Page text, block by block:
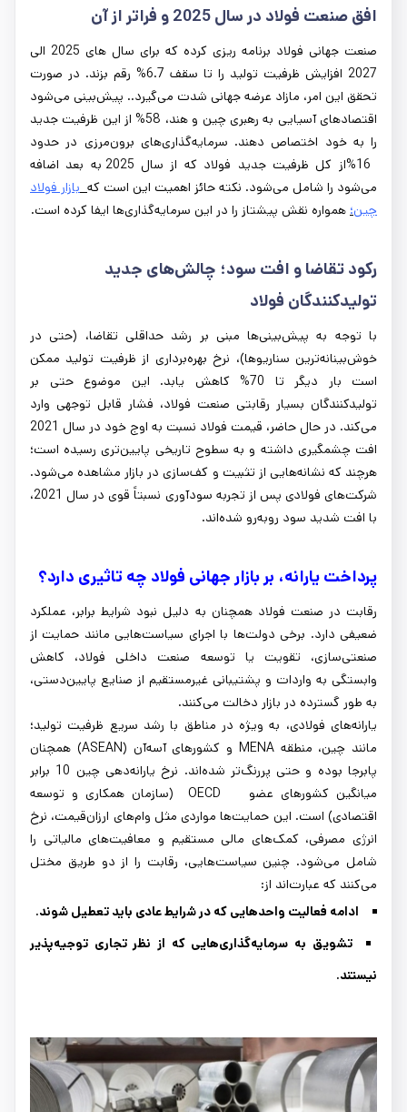
افق صنعت فولاد در سال2025و فراتر از آن
صنعت جهانی فولاد برنامه ریزی کرده که برای سال های 2025 الی
2027 افزایش ظرفیت تولید را تا سقف 6.7% رقم بزند. در صورت
تحقق این امر، مازاد عرضه جهانی شدت می‌گیرد.. پیش‌بینی می‌شود
اقتصادهای آسیایی به رهبری چین و هند، 58% از این ظرفیت جدید
را به خود اختصاص دهند. سرمایه‌گذاری‌های برون‌مرزی در حدود
16%از کل ظرفیت جدید فولاد که از سال 2025 به بعد اضافه
می‌شود را شامل می‌شود. نکته حائز اهمیت این است که بازار فولاد
چین؛ همواره نقش پیشتاز را در این سرمایه‌گذاری‌ها ایفا کرده است.
رکود تقاضا و افت سود؛ چالش‌های جدید
تولیدکنندگان فولاد
با توجه به پیش‌بینی‌ها مبنی بر رشد حداقلی تقاضا، (حتی در
خوش‌بینانه‌ترین سناریوها)، نرخ بهره‌برداری از ظرفیت تولید ممکن
است بار دیگر تا 70% کاهش یابد. این موضوع حتی بر
تولیدکنندگان بسیار رقابتی صنعت فولاد، فشار قابل توجهی وارد
می‌کند. در حال حاضر، قیمت فولاد نسبت به اوج خود در سال 2021
افت چشمگیری داشته و به سطوح تاریخی پایین‌تری رسیده است؛
هرچند که نشانه‌هایی از تثبیت و کف‌سازی در بازار مشاهده می‌شود.
شرکت‌های فولادی پس از تجربه سودآوری نسبتاً قوی در سال 2021،
با افت شدید سود روبه‌رو شده‌اند.
پرداخت یارانه، بر بازار جهانی فولاد چه تاثیری دارد؟
رقابت در صنعت فولاد همچنان به دلیل نبود شرایط برابر، عملکرد
ضعیفی دارد. برخی دولت‌ها با اجرای سیاست‌هایی مانند حمایت از
صنعتی‌سازی، تقویت یا توسعه صنعت داخلی فولاد، کاهش
وابستگی به واردات و پشتیبانی غیرمستقیم از صنایع پایین‌دستی،
به‌ طور گسترده در بازار دخالت می‌کنند.
یارانه‌های فولادی، به ‌ویژه در مناطق با رشد سریع ظرفیت تولید؛
مانند چین، منطقه MENA و کشورهای آسه‌آن (ASEAN) همچنان
پابرجا بوده و حتی پررنگ‌تر شده‌اند. نرخ یارانه‌دهی چین 10 برابر
میانگین کشورهای عضو OECD (سازمان همکاری و توسعه
اقتصادی) است. این حمایت‌ها مواردی مثل وام‌های ارزان‌قیمت، نرخ
انرژی مصرفی، کمک‌های مالی مستقیم و معافیت‌های مالیاتی را
شامل می‌شود. چنین سیاست‌هایی، رقابت را از دو طریق مختل
می‌کنند که عبارت‌اند از:
ادامه فعالیت واحدهایی که در شرایط عادی باید تعطیل شوند.
تشویق به سرمایه‌گذاری‌هایی که از نظر تجاری توجیه‌پذیر
نیستند.